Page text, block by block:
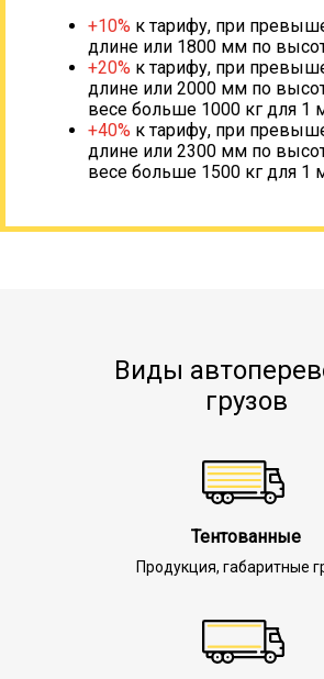
+10% к тарифу, при
длине или 1800 мм по
+20% к тарифу, при
длине или 2000 мм по
весе больше 1000 кг для 1
+40% к тарифу, при
длине или 2300 мм по
весе больше 1500 кг для 1
Виды
грузов
Тентованные
Продукция, габаритные